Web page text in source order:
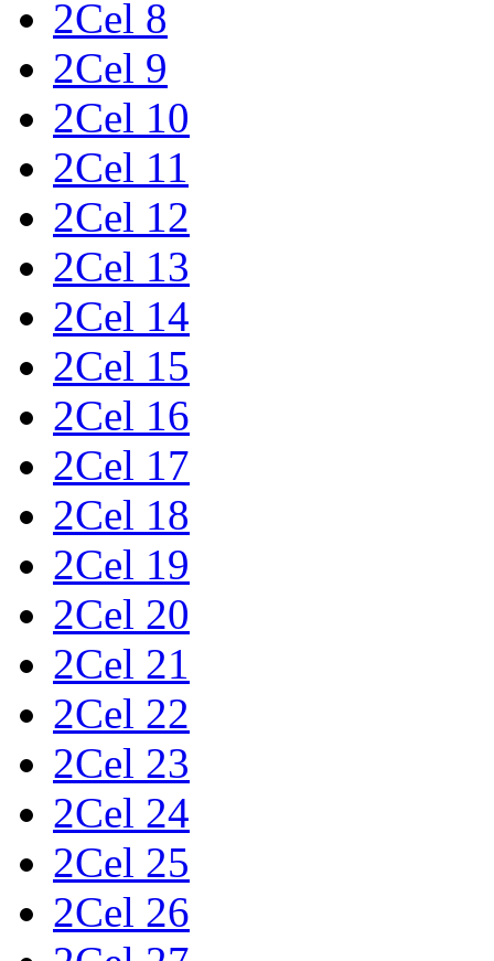
2Cel 8
2Cel 9
2Cel 10
2Cel 11
2Cel 12
2Cel 13
2Cel 14
2Cel 15
2Cel 16
2Cel 17
2Cel 18
2Cel 19
2Cel 20
2Cel 21
2Cel 22
2Cel 23
2Cel 24
2Cel 25
2Cel 26